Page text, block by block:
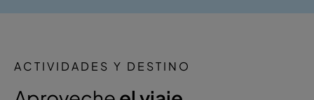
ACTIVIDADES Y DESTINO